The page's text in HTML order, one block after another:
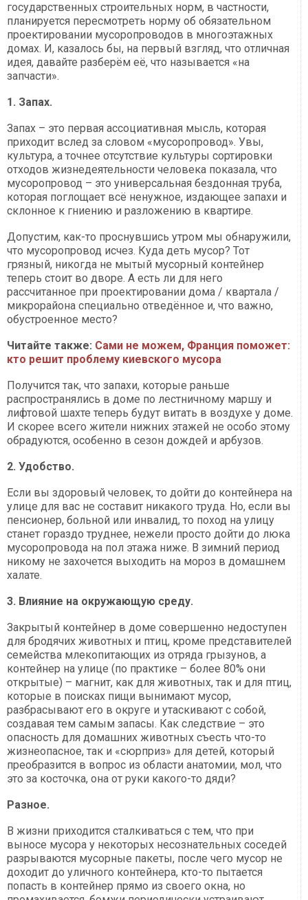
государственных строительных норм, в частности,
планируется пересмотреть норму об обязательном
проектировании мусоропроводов в многоэтажных
домах. И, казалось бы, на первый взгляд, что отличная
идея, давайте разберём её, что называется «на
запчасти».
1. Запах.
Запах – это первая ассоциативная мысль, которая
приходит вслед за словом «мусоропровод». Увы,
культура, а точнее отсутствие культуры сортировки
отходов жизнедеятельности человека показала, что
мусоропровод – это универсальная бездонная труба,
которая поглощает всё ненужное, издающее запахи и
склонное к гниению и разложению в квартире.
Допустим, как-то проснувшись утром мы обнаружили,
что мусоропровод исчез. Куда деть мусор? Тот
грязный, никогда не мытый мусорный контейнер
теперь стоит во дворе. А есть ли для него
рассчитанное при проектировании дома / квартала /
микрорайона специально отведённое и, что важно,
обустроенное место?
Читайте также: Сами не можем, Франция поможет:
кто решит проблему киевского мусора
Получится так, что запахи, которые раньше
распространялись в доме по лестничному маршу и
лифтовой шахте теперь будут витать в воздухе у доме.
И скорее всего жители нижних этажей не особо этому
обрадуются, особенно в сезон дождей и арбузов.
2. Удобство.
Если вы здоровый человек, то дойти до контейнера на
улице для вас не составит никакого труда. Но, если вы
пенсионер, больной или инвалид, то поход на улицу
станет гораздо труднее, нежели просто дойти до люка
мусоропровода на пол этажа ниже. В зимний период
никому не захочется выходить на мороз в домашнем
халате.
3. Влияние на окружающую среду.
Закрытый контейнер в доме совершенно недоступен
для бродячих животных и птиц, кроме представителей
семейства млекопитающих из отряда грызунов, а
контейнер на улице (по практике – более 80% они
открытые) – магнит, как для животных, так и для птиц,
которые в поисках пищи вынимают мусор,
разбрасывают его в округе и утаскивают с собой,
создавая тем самым запасы. Как следствие – это
опасность для домашних животных съесть что-то
жизнеопасное, так и «сюрприз» для детей, который
преобразится в вопрос из области анатомии, мол, что
это за косточка, она от руки какого-то дяди?
Разное.
В жизни приходится сталкиваться с тем, что при
выносе мусора у некоторых несознательных соседей
разрываются мусорные пакеты, после чего мусор не
доходит до уличного контейнера, кто-то пытается
попасть в контейнер прямо из своего окна, но